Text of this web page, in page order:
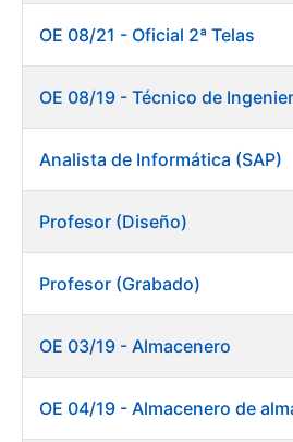
Mostrar/Ocultar
OE 08/21 - Oficial 2ª Telas
Analista de Informática (SAP)
Profesor (Diseño)
Profesor (Grabado)
OE 03/19 - Almacenero